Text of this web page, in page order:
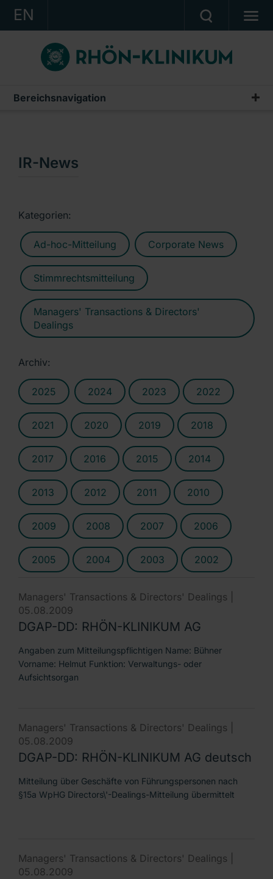
EN
KONZERN
KLINIKEN
KARRIERE
KONTAKT
Bereichsnavigation
Publikationen & Präsentationen
Präsentationen & Conference Calls
IR-News
Kategorien:
Ad-hoc-Mitteilung Corporate News
Stimmrechtsmitteilung
Managers' Transactions & Directors'
Dealings
Archiv:
2025 2024 2023 2022
2021 2020 2019 2018
2017 2016 2015 2014
2013 2012 2011 2010
2009 2008 2007 2006
2005 2004 2003 2002
Managers' Transactions & Directors' Dealings |
05.08.2009
DGAP-DD: RHÖN-KLINIKUM AG
Angaben zum Mitteilungspflichtigen Name: Bühner
Vorname: Helmut Funktion: Verwaltungs- oder
Aufsichtsorgan
Managers' Transactions & Directors' Dealings |
05.08.2009
DGAP-DD: RHÖN-KLINIKUM AG deutsch
Mitteilung über Geschäfte von Führungspersonen nach
§15a WpHG Directors\'-Dealings-Mitteilung übermittelt
Managers' Transactions & Directors' Dealings |
05.08.2009